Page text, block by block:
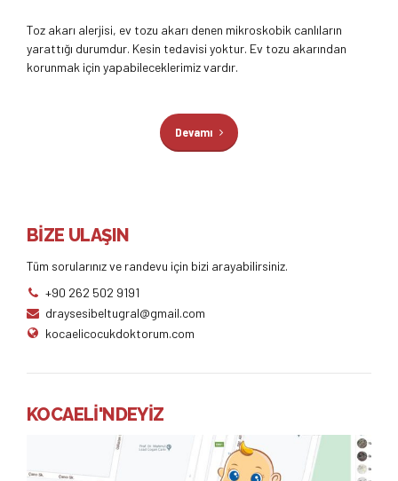
Toz akarı alerjisi, ev tozu akarı denen mikroskobik canlıların
yarattığı durumdur. Kesin tedavisi yoktur. Ev tozu akarından
korunmak için yapabileceklerimiz vardır.
Devamı
BİZE ULAŞIN
Tüm sorularınız ve randevu için bizi arayabilirsiniz.
+90 262 502 9191
draysesibeltugral@gmail.com
kocaelicocukdoktorum.com
KOCAELİ'NDEYİZ